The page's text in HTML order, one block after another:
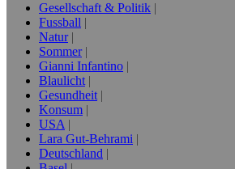
Gesellschaft & Politik
Fussball
Natur
Sommer
Gianni Infantino
Blaulicht
Gesundheit
Konsum
USA
Lara Gut-Behrami
Deutschland